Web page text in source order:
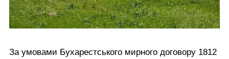
За умовами Бухарестського мирного договору 1812